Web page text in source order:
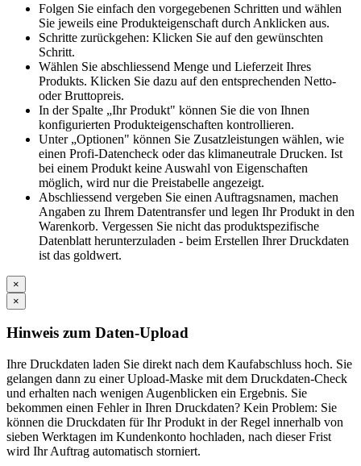
Folgen Sie einfach den vorgegebenen Schritten und wählen
Sie jeweils eine Produkteigenschaft durch Anklicken aus.
Schritte zurückgehen: Klicken Sie auf den gewünschten
Schritt.
Wählen Sie abschliessend Menge und Lieferzeit Ihres
Produkts. Klicken Sie dazu auf den entsprechenden Netto-
oder Bruttopreis.
In der Spalte „Ihr Produkt" können Sie die von Ihnen
konfigurierten Produkteigenschaften kontrollieren.
Unter „Optionen" können Sie Zusatzleistungen wählen, wie
einen Profi-Datencheck oder das klimaneutrale Drucken. Ist
bei einem Produkt keine Auswahl von Eigenschaften
möglich, wird nur die Preistabelle angezeigt.
Abschliessend vergeben Sie einen Auftragsnamen, machen
Angaben zu Ihrem Datentransfer und legen Ihr Produkt in den
Warenkorb. Vergessen Sie nicht das produktspezifische
Datenblatt herunterzuladen - beim Erstellen Ihrer Druckdaten
ist das goldwert.
×
×
Hinweis zum Daten-Upload
Ihre Druckdaten laden Sie direkt nach dem Kaufabschluss hoch. Sie
gelangen dann zu einer Upload-Maske mit dem Druckdaten-Check
und erhalten nach wenigen Augenblicken ein Ergebnis. Sie
bekommen einen Fehler in Ihren Druckdaten? Kein Problem: Sie
können die Druckdaten für Ihr Produkt in der Regel innerhalb von
sieben Werktagen im Kundenkonto hochladen, nach dieser Frist
wird Ihr Auftrag automatisch storniert.